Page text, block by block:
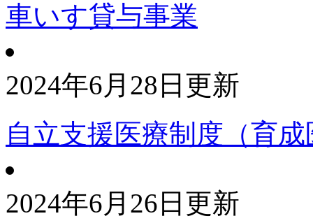
車いす貸与事業
2024年6月28日更新
自立支援医療制度（育
2024年6月26日更新